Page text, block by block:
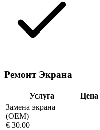
Ремонт Экрана
Услуга Цена
Замена экрана
(OEM)
€ 30.00